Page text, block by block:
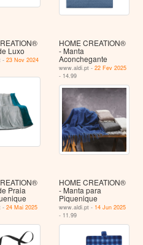
Luxo
- 23 Nov 2024
HOME CREATION®
- Manta
Aconchegante
www.aldi.pt -22 Fev 2025
- 14.99
Praia
- 24 Mai 2025
HOME CREATION®
- Manta para
Piquenique
www.aldi.pt - 14 Jun 2025
- 11.99